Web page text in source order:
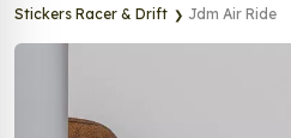
Stickers Racer & Drift
Jdm Air Ride